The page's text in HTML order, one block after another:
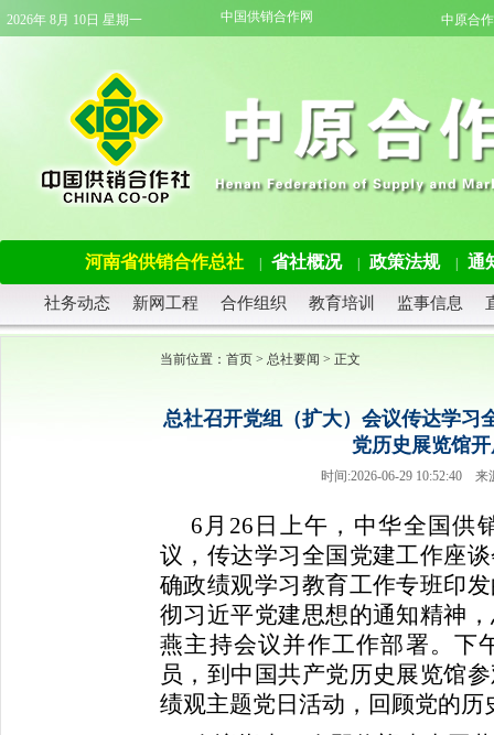
2026年 8月 10日 星期一 中国供销合作网 中原合
河南省供销合作总社 省社概况 政策法规 通
社务动态 新网工程 合作组织 教育培训 监事信息
当前位置： 首页 > 总社要闻 > 正文
总社召开党组（扩大）会议传达学习
党历史展览馆
时间:2026-06-29 10:52:40
6月26日上午，中华全国供
议，传达学习全国党建工作座
确政绩观学习教育工作专班印
彻习近平党建思想的通知精神
燕主持会议并作工作部署。下
员，到中国共产党历史展览馆
绩观主题党日活动，回顾党的历